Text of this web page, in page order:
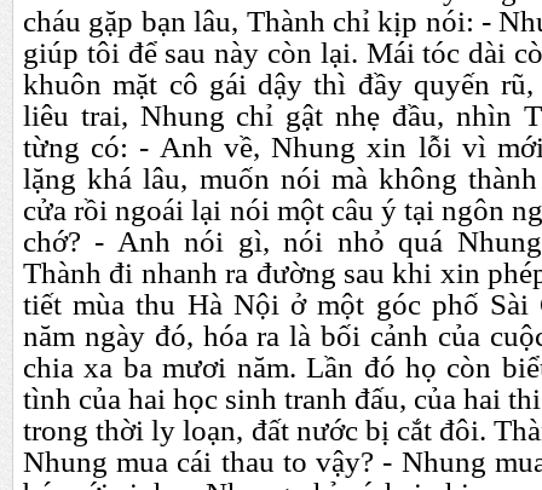
cháu gặp bạn lâu, Thành chỉ kịp nói: -
giúp tôi để sau này còn lại. Mái tóc dài
khuôn mặt cô gái dậy thì đầy quyến
liêu trai, Nhung chỉ gật nhẹ đầu, nhìn
từng có: - Anh về, Nhung xin lỗi vì
lặng khá lâu, muốn nói mà không
cửa rồi ngoái lại nói một câu ý tại ngôn
chớ? - Anh nói gì, nói nhỏ quá
Thành đi nhanh ra đường sau khi xin
tiết mùa thu Hà Nội ở một góc phố Sài
năm ngày đó, hóa ra là bối cảnh của
chia xa ba mươi năm. Lần đó họ còn
tình của hai học sinh tranh đấu, của hai
trong thời ly loạn, đất nước bị cắt đôi.
Nhung mua cái thau to vậy? - Nhung